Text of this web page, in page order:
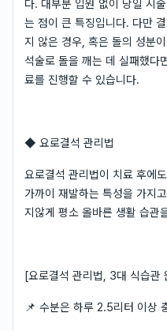
다. 대부분 입원 없이 당일 시
는 점이 큰 특징입니다. 다만
지 않은 경우, 혹은 돌의 성분
석술로 돌을 깨는 데 실패했다
료를 진행할 수 있습니다.
◆ 요로결석 관리법
요로결석 관리법이 치료 후에
가까이 재발하는 특성을 가지
지않게 평소 올바른 생활 습관
[요로결석 관리법, 3대 식습관
📌 수분은 하루 2.5리터 이상